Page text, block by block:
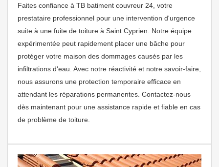
Faites confiance à TB batiment couvreur 24, votre
prestataire professionnel pour une intervention d'urgence
suite à une fuite de toiture à Saint Cyprien. Notre équipe
expérimentée peut rapidement placer une bâche pour
protéger votre maison des dommages causés par les
infiltrations d'eau. Avec notre réactivité et notre savoir-faire,
nous assurons une protection temporaire efficace en
attendant les réparations permanentes. Contactez-nous
dès maintenant pour une assistance rapide et fiable en cas
de problème de toiture.